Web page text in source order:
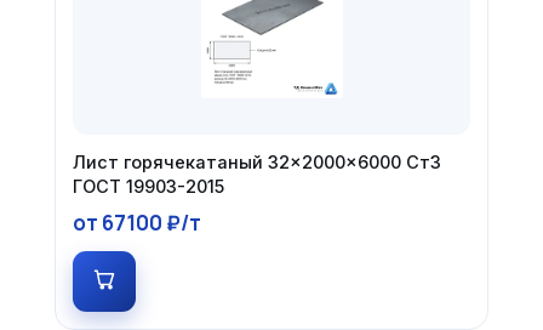
Лист горячекатаный 32×2000×6000 Ст3
ГОСТ 19903-2015
от 67100 ₽/т